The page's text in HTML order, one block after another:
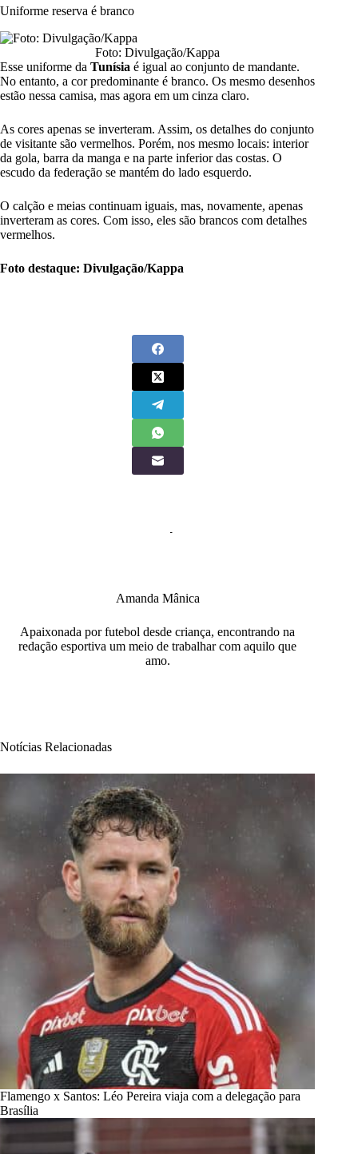
Uniforme reserva é branco
Foto: Divulgação/Kappa
Esse uniforme da Tunísia é igual ao conjunto de mandante.
No entanto, a cor predominante é branco. Os mesmo desenhos
estão nessa camisa, mas agora em um cinza claro.
As cores apenas se inverteram. Assim, os detalhes do conjunto
de visitante são vermelhos. Porém, nos mesmo locais: interior
da gola, barra da manga e na parte inferior das costas. O
escudo da federação se mantém do lado esquerdo.
O calção e meias continuam iguais, mas, novamente, apenas
inverteram as cores. Com isso, eles são brancos com detalhes
vermelhos.
Foto destaque: Divulgação/Kappa
Amanda Mânica
Apaixonada por futebol desde criança, encontrando na
redação esportiva um meio de trabalhar com aquilo que
amo.
Notícias Relacionadas
Flamengo x Santos: Léo Pereira viaja com a delegação para
Brasília